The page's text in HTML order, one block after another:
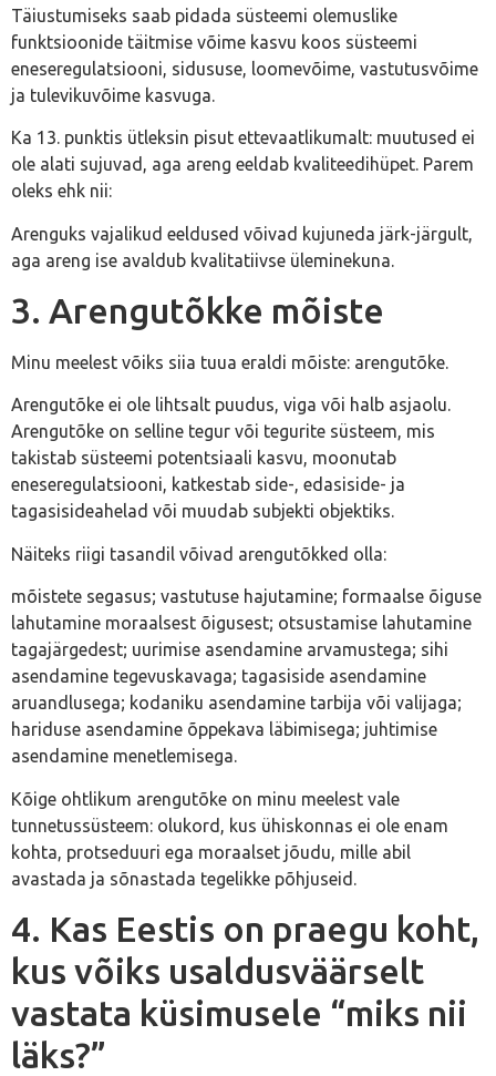
Täiustumiseks saab pidada süsteemi olemuslike
funktsioonide täitmise võime kasvu koos süsteemi
eneseregulatsiooni, sidususe, loomevõime, vastutusvõime
ja tulevikuvõime kasvuga.
Ka 13. punktis ütleksin pisut ettevaatlikumalt: muutused ei
ole alati sujuvad, aga areng eeldab kvaliteedihüpet. Parem
oleks ehk nii:
Arenguks vajalikud eeldused võivad kujuneda järk-järgult,
aga areng ise avaldub kvalitatiivse üleminekuna.
3. Arengutõkke mõiste
Minu meelest võiks siia tuua eraldi mõiste: arengutõke.
Arengutõke ei ole lihtsalt puudus, viga või halb asjaolu.
Arengutõke on selline tegur või tegurite süsteem, mis
takistab süsteemi potentsiaali kasvu, moonutab
eneseregulatsiooni, katkestab side-, edasiside- ja
tagasisideahelad või muudab subjekti objektiks.
Näiteks riigi tasandil võivad arengutõkked olla:
mõistete segasus; vastutuse hajutamine; formaalse õiguse
lahutamine moraalsest õigusest; otsustamise lahutamine
tagajärgedest; uurimise asendamine arvamustega; sihi
asendamine tegevuskavaga; tagasiside asendamine
aruandlusega; kodaniku asendamine tarbija või valijaga;
hariduse asendamine õppekava läbimisega; juhtimise
asendamine menetlemisega.
Kõige ohtlikum arengutõke on minu meelest vale
tunnetussüsteem: olukord, kus ühiskonnas ei ole enam
kohta, protseduuri ega moraalset jõudu, mille abil
avastada ja sõnastada tegelikke põhjuseid.
4. Kas Eestis on praegu koht,
kus võiks usaldusväärselt
vastata küsimusele “miks nii
läks?”